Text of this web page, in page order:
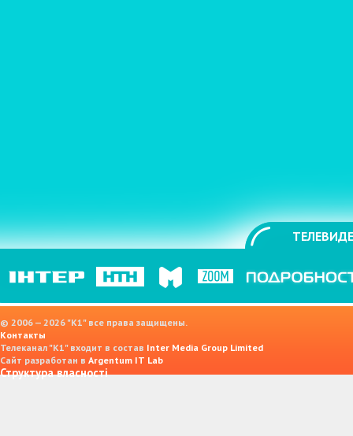
© 2006 — 2026 "K1" все права защищены.
Контакты
Телеканал "К1" входит в состав Inter Media Group Limited
Сайт разработан в Argentum IT Lab
Структура власності